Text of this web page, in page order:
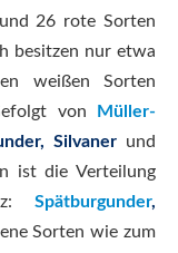
26 rote Sorten
besitzen nur etwa
weißen Sorten
von
Müller-
Silvaner und
ist die Verteilung
Spätburgunder,
Sorten wie zum